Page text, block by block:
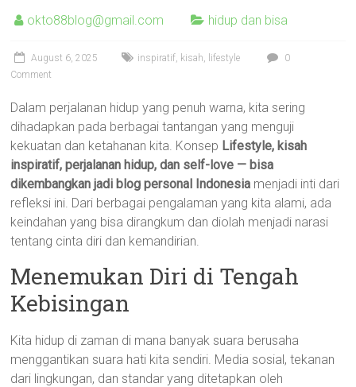
okto88blog@gmail.com hidup dan bisa
August 6, 2025 inspiratif, kisah, lifestyle
0
Comment
Dalam perjalanan hidup yang penuh warna, kita sering
dihadapkan pada berbagai tantangan yang menguji
kekuatan dan ketahanan kita. Konsep Lifestyle, kisah
inspiratif, perjalanan hidup, dan self-love — bisa
dikembangkan jadi blog personal Indonesia menjadi inti dari
refleksi ini. Dari berbagai pengalaman yang kita alami, ada
keindahan yang bisa dirangkum dan diolah menjadi narasi
tentang cinta diri dan kemandirian.
Menemukan Diri di Tengah
Kebisingan
Kita hidup di zaman di mana banyak suara berusaha
menggantikan suara hati kita sendiri. Media sosial, tekanan
dari lingkungan, dan standar yang ditetapkan oleh